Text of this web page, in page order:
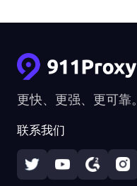
更快、更强、更可靠。
联系我们